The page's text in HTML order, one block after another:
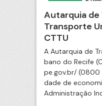
Autarquia de
Transporte
CTTU
A Autarquia de
bano do Recife
pe.gov.br/ (0800
dade de
Administração